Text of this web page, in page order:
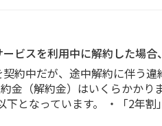
ビスを利用中に解約した場
約中だが、途中解約に伴う
金（解約金）はいくらかか
となっています。 ・「2年